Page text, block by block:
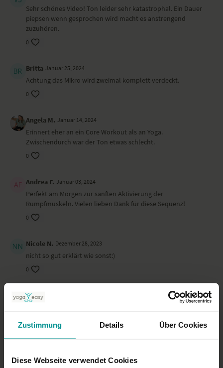
Zustimmung Details Über Cookies
Diese Webseite verwendet Cookies
Für diese Praxis brauchst du einen Block oder ein Kissen.
Dieses Video ist eine Aufzeichnung einer unserer Live-Klassen, daher
ist es möglich, dass die Video- oder Tonqualität nicht der gewohnten
YogaEasy-Qualität entspricht.
Sehr schönes Video! Ton leider sehr katastrophal. Ein Dauer
piepsen wenn gesprochen wird macht es anstrengend
zuzuhören.
0
Britta Januar 25, 2024
Achtung das Mikro wird zweimal komplett verdeckt.
0
Angela M. Januar 14, 2024
Erinnert eher an ein Core Workout als an Yoga.
Zwischendurch war der Ton etwas schlecht.
0
Andrea F. Januar 03, 2024
Perfekt am Morgen zur sanften Aktivierung der
Rumpfmuskeln. Vielen lieben Dank für diese Sequenz!
0
Nicole N. Dezember 28, 2023
nicht so gut erklärt wie sonst:)
0
Madlen K.
herrlich fokussiert